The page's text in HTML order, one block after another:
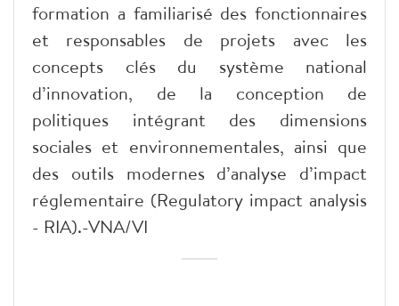
formation a familiarisé des fonctionnaires
et responsables de projets avec les
concepts clés du système national
d’innovation, de la conception de
politiques intégrant des dimensions
sociales et environnementales, ainsi que
des outils modernes d’analyse d’impact
réglementaire (Regulatory impact analysis
- RIA).-VNA/VI